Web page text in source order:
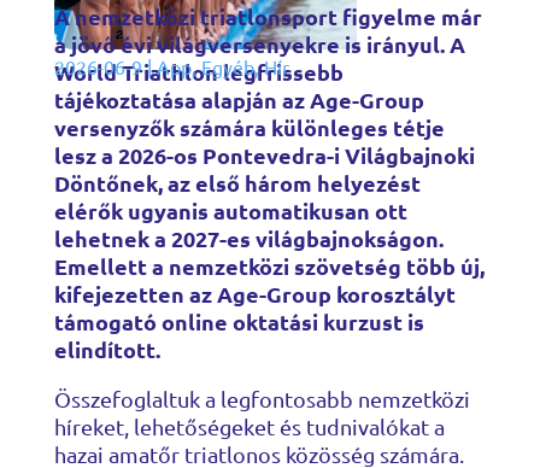
2026-06-9|App,Egyéb,Hír
A nemzetközi triatlonsport figyelme már
a jövő évi világversenyekre is irányul. A
World Triathlon legfrissebb
tájékoztatása alapján az Age-Group
versenyzők számára különleges tétje
lesz a 2026-os Pontevedra-i Világbajnoki
Döntőnek, az első három helyezést
elérők ugyanis automatikusan ott
lehetnek a 2027-es világbajnokságon.
Emellett a nemzetközi szövetség több új,
kifejezetten az Age-Group korosztályt
támogató online oktatási kurzust is
elindított.
Összefoglaltuk a legfontosabb nemzetközi
híreket, lehetőségeket és tudnivalókat a
hazai amatőr triatlonos közösség számára.